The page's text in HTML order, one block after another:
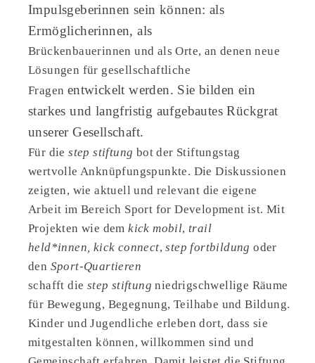
Impulsgeberinnen sein können: als
Ermöglicherinnen, als
Brückenbauerinnen und als Orte, an denen neue
Lösungen für gesellschaftliche
Fragen entwickelt werden. Sie bilden ein
starkes und langfristig aufgebautes Rückgrat
unserer Gesellschaft.
Für diestep stiftung bot der Stiftungstag
wertvolle Anknüpfungspunkte. Die Diskussionen
zeigten, wie aktuell und relevant die eigene
Arbeit im Bereich Sport for Development ist. Mit
Projekten wie demkick mobil,trail
held*innen, kick connect,step fortbildung oder
den Sport-Quartieren
schafft die step stiftungniedrigschwellige Räume
für Bewegung, Begegnung, Teilhabe und Bildung.
Kinder und Jugendliche erleben dort, dass sie
mitgestalten können, willkommen sind und